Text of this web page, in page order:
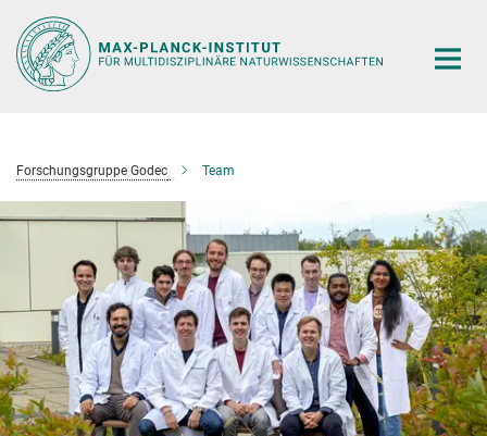
Hauptinhalt
Forschungsgruppe Godec Team